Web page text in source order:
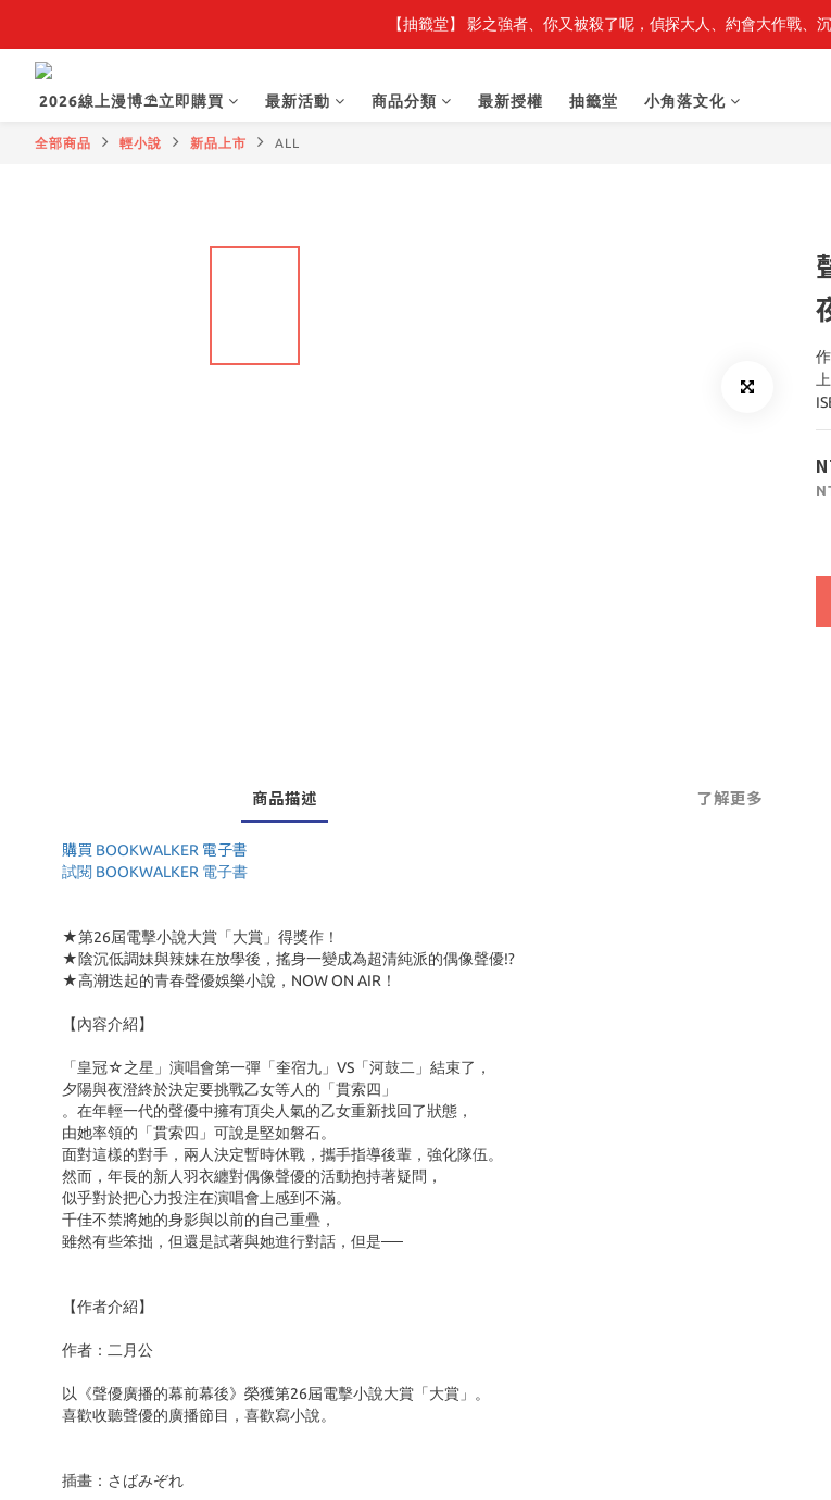
最新開賣🔥「全知讀者視角」 周
【抽籤堂】 影之強者、你又被殺了呢，偵探大人、約會大作戰、
2026線上漫博⛱️立即購買
最新活動 商品分類 最新授權 抽籤堂 小角落文化
全部商品 輕小說 新品上市 ALL
商品描述 了解更多
購買 BOOKWALKER 電子書
試閱 BOOKWALKER 電子書
★第26屆電擊小說大賞「大賞」得獎作！
★陰沉低調妹與辣妹在放學後，搖身一變成為超清純派的偶像聲優!?
★高潮迭起的青春聲優娛樂小說，NOW ON AIR！
【內容介紹】
「皇冠☆之星」演唱會第一彈「奎宿九」VS「河鼓二」結束了，
夕陽與夜澄終於決定要挑戰乙女等人的「貫索四」
。在年輕一代的聲優中擁有頂尖人氣的乙女重新找回了狀態，
由她率領的「貫索四」可說是堅如磐石。
面對這樣的對手，兩人決定暫時休戰，攜手指導後輩，強化隊伍。
然而，年長的新人羽衣纏對偶像聲優的活動抱持著疑問，
似乎對於把心力投注在演唱會上感到不滿。
千佳不禁將她的身影與以前的自己重疊，
雖然有些笨拙，但還是試著與她進行對話，但是──
【作者介紹】
作者：二月公
以《聲優廣播的幕前幕後》榮獲第26屆電擊小說大賞「大賞」。
喜歡收聽聲優的廣播節目，喜歡寫小說。
插畫：さばみぞれ